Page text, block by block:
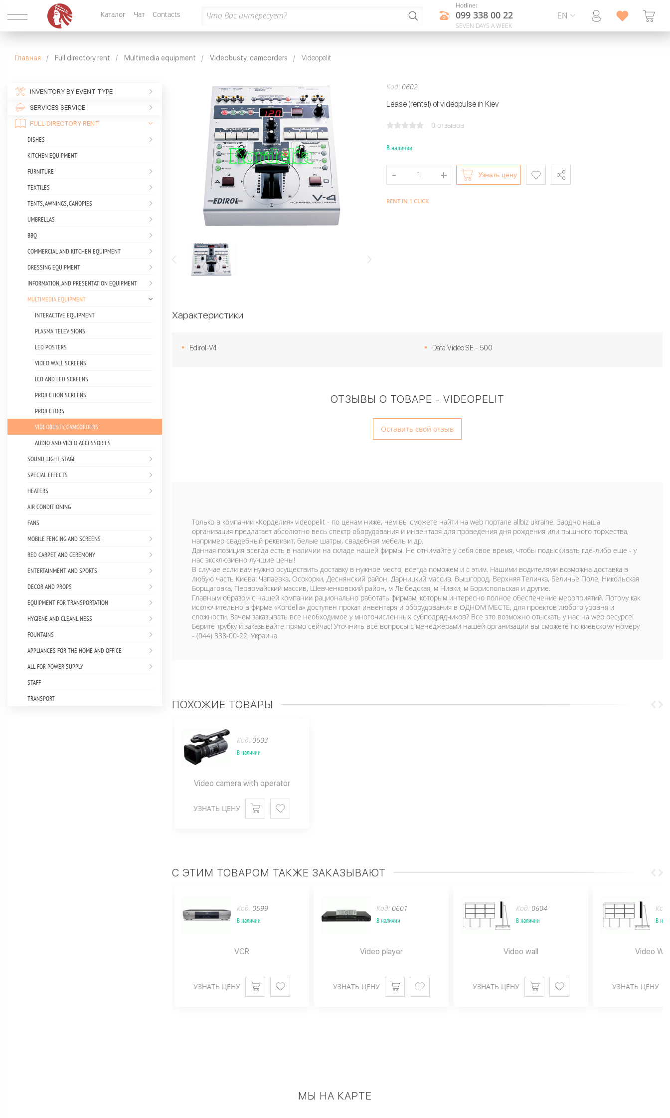
Каталог Чат Contacts
Hotline:
099 338 00 22
SEVEN DAYS A WEEK
EN
Главная Full directory rent Multimedia equipment Videobusty, camcorders Videopelit
INVENTORY BY EVENT TYPE
SERVICES SERVICE
FULL DIRECTORY RENT
DISHES
KITCHEN EQUIPMENT
FURNITURE
TEXTILES
TENTS, AWNINGS, CANOPIES
UMBRELLAS
BBQ
COMMERCIAL AND KITCHEN EQUIPMENT
DRESSING EQUIPMENT
INFORMATION, AND PRESENTATION EQUIPMENT
MULTIMEDIA EQUIPMENT
INTERACTIVE EQUIPMENT
PLASMA TELEVISIONS
LED POSTERS
VIDEO WALL SCREENS
LCD AND LED SCREENS
PROJECTION SCREENS
PROJECTORS
VIDEOBUSTY, CAMCORDERS
AUDIO AND VIDEO ACCESSORIES
SOUND, LIGHT, STAGE
SPECIAL EFFECTS
HEATERS
AIR CONDITIONING
FANS
MOBILE FENCING AND SCREENS
RED CARPET AND CEREMONY
ENTERTAINMENT AND SPORTS
DECOR AND PROPS
EQUIPMENT FOR TRANSPORTATION
HYGIENE AND CLEANLINESS
FOUNTAINS
APPLIANCES FOR THE HOME AND OFFICE
ALL FOR POWER SUPPLY
STAFF
TRANSPORT
Код: 0602
Lease (rental) of videopulse in Kiev
0 отзывов
В наличии
Узнать цену
RENT IN 1 CLICK
Характеристики
Edirol-V4 Data Video SE - 500
ОТЗЫВЫ О ТОВАРЕ - VIDEOPELIT
Оставить свой отзыв
Только в компании «Корделия» videopelit - по ценам ниже, чем вы сможете найти на web портале allbiz ukraine. Заодно наша
организация предлагает абсолютно весь спектр оборудования и инвентаря для проведения дня рождения или пышного торжества,
например свадебный реквизит, белые шатры, свадебная мебель и др.
Данная позиция всегда есть в наличии на складе нашей фирмы. Не отнимайте у себя свое время, чтобы подыскивать где-либо еще - у
нас эксклюзивно лучшие цены!
В случае если вам нужно осуществить доставку в нужное место, всегда поможем и с этим. Нашими водителями возможна доставка в
любую часть Киева: Чапаевка, Осокорки, Деснянский район, Дарницкий массив, Вышгород, Верхняя Теличка, Беличье Поле, Никольская
Борщаговка, Первомайский массив, Шевченковский район, м Лыбедская, м Нивки, м Бориспольская и другие.
Главным образом с нашей компании рационально работать фирмам, которым интересно полное обеспечение мероприятий. Потому как
исключительно в фирме «Kordelia» доступен прокат инвентаря и оборудования в ОДНОМ МЕСТЕ, для проектов любого уровня и
сложности. Зачем заказывать все необходимое у многочисленных субподрядчиков? Все это возможно отыскать у нас на web ресурсе!
Берите трубку и заказывайте прямо сейчас! Уточнить все вопросы с менеджерами нашей организации вы сможете по киевскому номеру
- (044) 338-00-22, Украина.
ПОХОЖИЕ ТОВАРЫ
Код: 0603
В наличии
Video camera with operator
УЗНАТЬ ЦЕНУ
С ЭТИМ ТОВАРОМ ТАКЖЕ ЗАКАЗЫВАЮТ
Код: 0599
В наличии
VCR
УЗНАТЬ ЦЕНУ
Код: 0601
В наличии
Video player
УЗНАТЬ ЦЕНУ
Код: 0604
В наличии
Video wall
УЗНАТЬ ЦЕНУ
В
Video
УЗНАТЬ ЦЕНУ
МЫ НА КАРТЕ